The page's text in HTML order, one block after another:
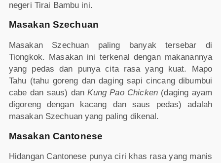
negeri Tirai Bambu ini.
Masakan Szechuan
Masakan Szechuan paling banyak tersebar di
Tiongkok. Masakan ini terkenal dengan makanannya
yang pedas dan punya cita rasa yang kuat. Mapo
Tahu (tahu goreng dan daging sapi cincang dibumbui
cabe dan saus) danKung Pao Chicken (daging ayam
digoreng dengan kacang dan saus pedas) adalah
masakan Szechuan yang paling dikenal.
Masakan Cantonese
Hidangan Cantonese punya ciri khas rasa yang manis